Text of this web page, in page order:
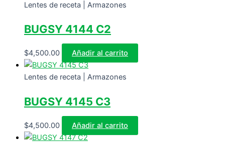
Lentes de receta | Armazones
BUGSY 4144 C2
$4,500.00 Añadir al carrito
Lentes de receta | Armazones
BUGSY 4145 C3
$4,500.00 Añadir al carrito